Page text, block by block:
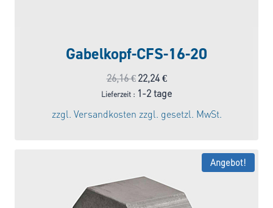
Gabelkopf-CFS-16-20
26,16€ Ursprünglicher
Preis
war:
26,16 €
22,24€Aktueller
Preis
Lieferzeit : 1-2 tage
zzgl. Versandkosten zzgl. gesetzl. MwSt.
Angebot!